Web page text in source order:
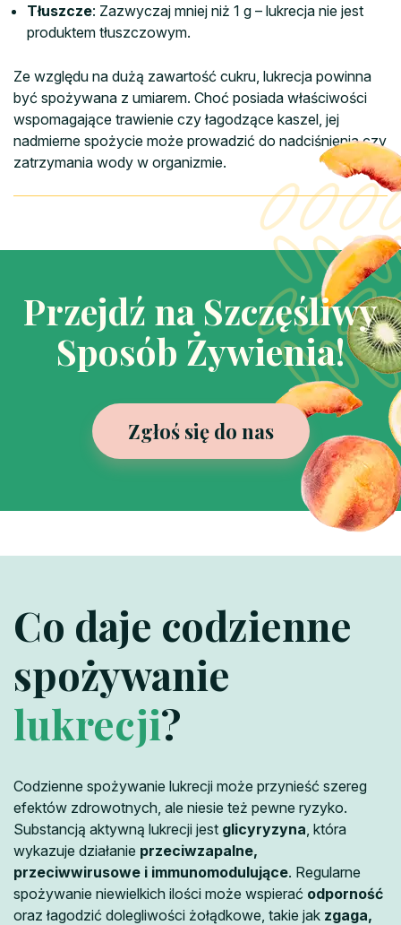
Tłuszcze: Zazwyczaj mniej niż 1 g – lukrecja nie jest
produktem tłuszczowym.
Ze względu na dużą zawartość cukru, lukrecja powinna
być spożywana z umiarem. Choć posiada właściwości
wspomagające trawienie czy łagodzące kaszel, jej
nadmierne spożycie może prowadzić do nadciśnienia czy
zatrzymania wody w organizmie.
Przejdź na Szczęśliwy
Sposób Żywienia!
Zgłoś się do nas
Co daje codzienne
spożywanie
lukrecji?
Codzienne spożywanie lukrecji może przynieść szereg
efektów zdrowotnych, ale niesie też pewne ryzyko.
Substancją aktywną lukrecji jest glicyryzyna , która
wykazuje działanie przeciwzapalne,
przeciwwirusowe i immunomodulujące. Regularne
spożywanie niewielkich ilości może wspierać odporność
oraz łagodzić dolegliwości żołądkowe, takie jak zgaga,